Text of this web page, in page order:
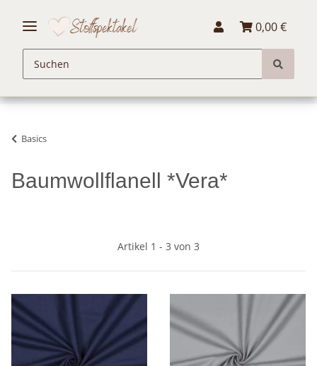
0,00 €
Basics
Baumwollflanell *Vera*
Artikel 1 - 3 von 3